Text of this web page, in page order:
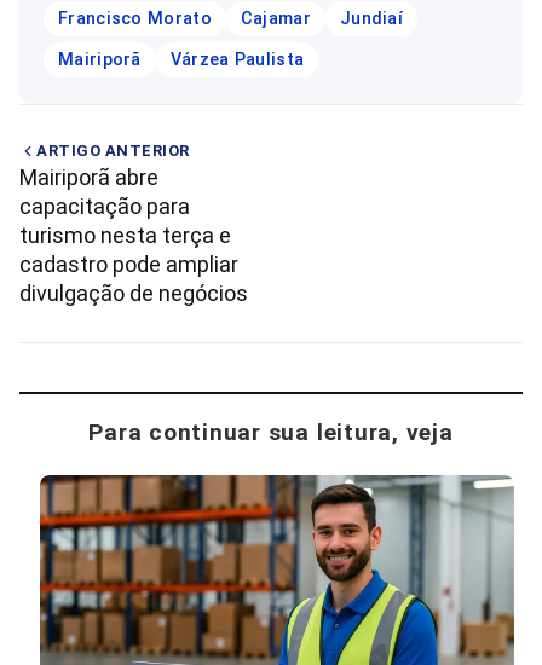
Francisco Morato
Cajamar
Jundiaí
Mairiporã
Várzea Paulista
ARTIGO ANTERIOR
Mairiporã abre
capacitação para
turismo nesta terça e
cadastro pode ampliar
divulgação de negócios
Para continuar sua leitura, veja